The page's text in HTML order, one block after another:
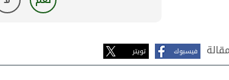
فيسبوك تويتر